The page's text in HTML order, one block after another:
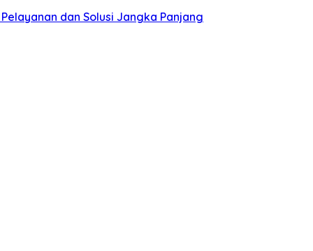
dan Solusi Jangka Panjang